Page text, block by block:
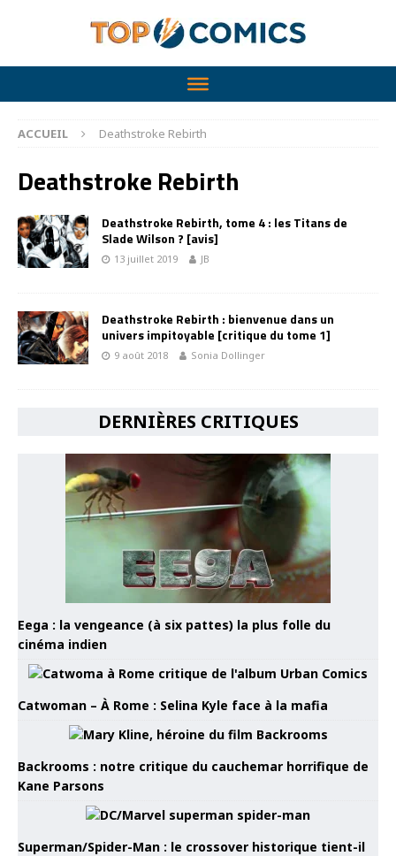
ACCUEIL Deathstroke Rebirth
Deathstroke Rebirth
Deathstroke Rebirth, tome 4 : les Titans de
Slade Wilson ? [avis]
13 juillet 2019 JB
Deathstroke Rebirth : bienvenue dans un
univers impitoyable [critique du tome 1]
9 août 2018 Sonia Dollinger
DERNIÈRES CRITIQUES
Eega : la vengeance (à six pattes) la plus folle du
cinéma indien
Catwoman – À Rome : Selina Kyle face à la mafia
Backrooms : notre critique du cauchemar horrifique de
Kane Parsons
Superman/Spider-Man : le crossover historique tient-il